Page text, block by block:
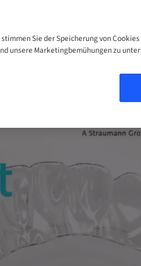
Sie der Speicherung von
unsere Marketingbemühungen zu